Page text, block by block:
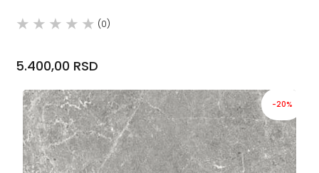
(0)
5.400,00 RSD
-20%